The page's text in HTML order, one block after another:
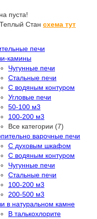
пуста!
Стан схема тут
печи
камины
Чугунные печи
Стальные печи
С водяным контуром
Угловые печи
50-100 м3
100-200 м3
Все категории (7)
варочные печи
С духовым шкафом
С водяным контуром
Чугунные печи
Стальные печи
100-200 м3
200-500 м3
в натуральном камне
В талькохлорите